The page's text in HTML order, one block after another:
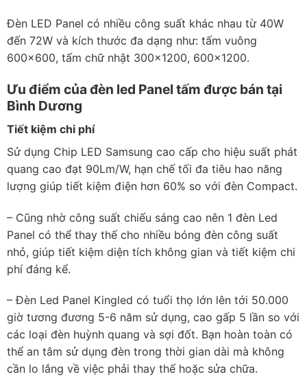
Đèn LED Panel có nhiều công suất khác nhau từ 40W
đến 72W và kích thước đa dạng như: tấm vuông
600×600, tấm chữ nhật 300×1200, 600×1200.
Ưu điểm của đèn led Panel tấm được bán tại
Bình Dương
Tiết kiệm chi phí
Sử dụng Chip LED Samsung cao cấp cho hiệu suất phát
quang cao đạt 90Lm/W, hạn chế tối đa tiêu hao năng
lượng giúp tiết kiệm điện hơn 60% so với đèn Compact.
– Cũng nhờ công suất chiếu sáng cao nên 1 đèn Led
Panel có thể thay thế cho nhiều bóng đèn công suất
nhỏ, giúp tiết kiệm diện tích không gian và tiết kiệm chi
phí đáng kể.
– Đèn Led Panel Kingled có tuổi thọ lớn lên tới 50.000
giờ tương đương 5-6 năm sử dụng, cao gấp 5 lần so với
các loại đèn huỳnh quang và sợi đốt. Bạn hoàn toàn có
thể an tâm sử dụng đèn trong thời gian dài mà không
cần lo lắng về việc phải thay thế hoặc sửa chữa.